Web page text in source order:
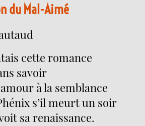
du Mal-Aimé
cette romance
savoir
à la semblance
s’il meurt un soir
sa renaissance.